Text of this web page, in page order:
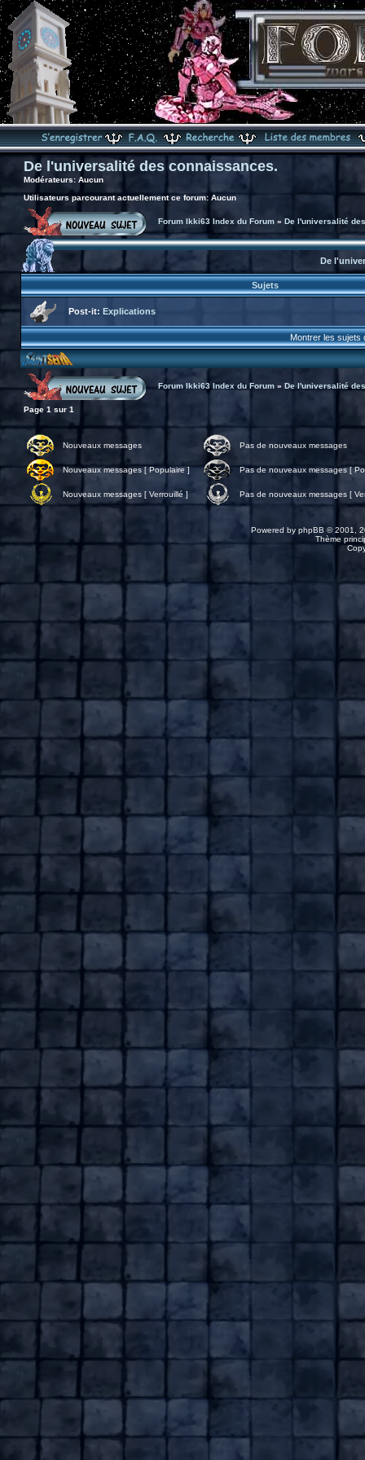
De l'universalité des connaissances.
Modérateurs: Aucun
Utilisateurs parcourant actuellement ce forum: Aucun
Forum Ikki63 Index du Forum» De l'universalité
De
Sujets
Post-it: Explications
Montrer les sujets
Forum Ikki63 Index du Forum» De l'universalité
Page 1 sur 1
Nouveaux messages Pas de nouveaux messages
Nouveaux messages [ Populaire ] Pas de nouveaux messages [
Nouveaux messages [ Verrouillé ] Pas de nouveaux messages [
Powered by phpBB © 2001,
Thème